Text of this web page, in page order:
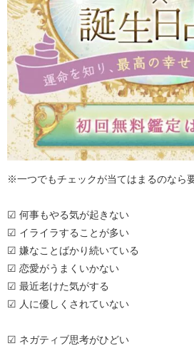
※一つでもチェックが当てはまるのなら
☑ 何事もやる気が起きない
☑ イライラすることが多い
☑ 嫌なことばかり続いている
☑ 恋愛がうまくいかない
☑ 最近老けた気がする
☑ 人に優しくされていない
☑ ネガティブ思考がひどい